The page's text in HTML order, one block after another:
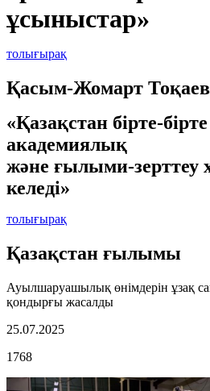
ұсыныстар»
толығырақ
Қасым-Жомарт
«Қазақстан бірте-
академиялық
және ғылыми-зерттеу
келеді»
толығырақ
Қазақстан ғылымы
Ауылшаруашылық өнімдерін ұзақ
қондырғы жасалды
25.07.2025
1768